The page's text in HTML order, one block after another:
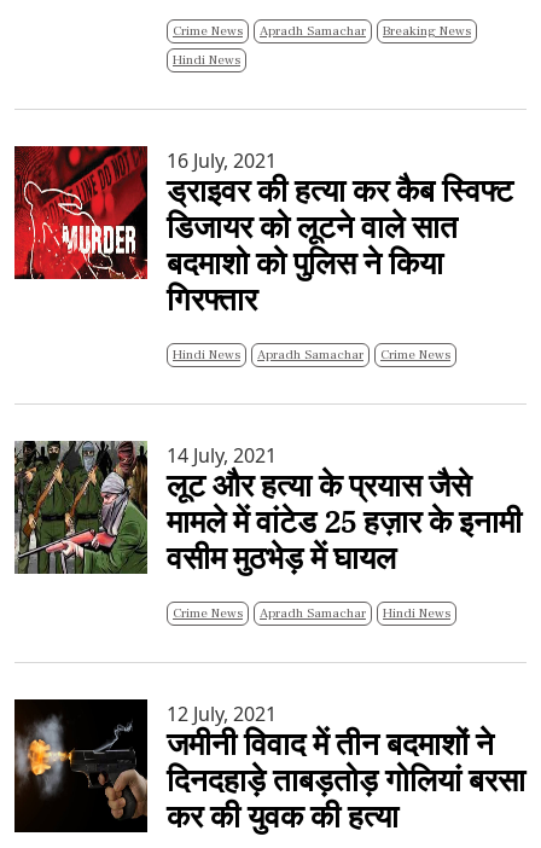
Crime News Apradh Samachar
Breaking News
Hindi News
16 July, 2021
ड्राइवर की हत्या कर कैब स्विफ्ट
डिजायर को लूटने वाले सात
बदमाशो को पुलिस ने किया
गिरफ्तार
Hindi News Apradh Samachar Crime News
14 July, 2021
लूट और हत्या के प्रयास जैसे
मामले में वांटेड 25 हज़ार के इनामी
वसीम मुठभेड़ में घायल
Crime News Apradh Samachar Hindi News
12 July, 2021
जमीनी विवाद में तीन बदमाशों ने
दिनदहाड़े ताबड़तोड़ गोलियां बरसा
कर की युवक की हत्या